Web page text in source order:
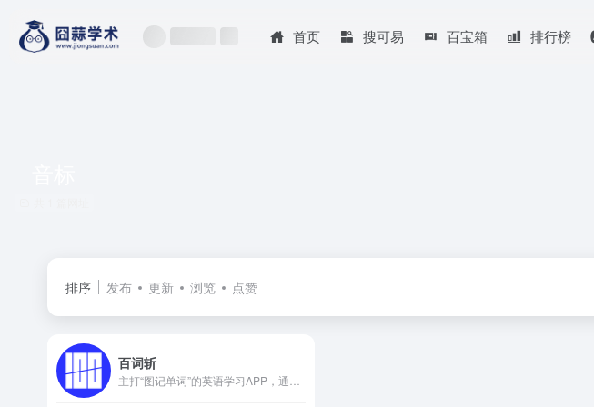
首页 搜可易 百宝箱 排行榜
排序 发布 更新 浏览 点赞
百词斩